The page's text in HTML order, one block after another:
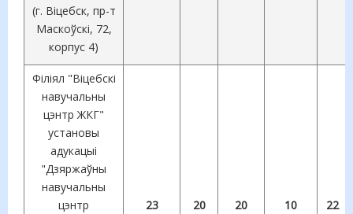
(г. Віцебск, пр-т
Маскоўскі, 72,
корпус 4)
Філіял "Віцебскі
навучальны
цэнтр ЖКГ"
установы
адукацыі
"Дзяржаўны
навучальны
цэнтр
23 20 20 10 22